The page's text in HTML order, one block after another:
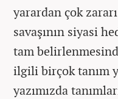
yarardan çok
savaşının siyasi
tam
ilgili birçok tanım
yazımızda